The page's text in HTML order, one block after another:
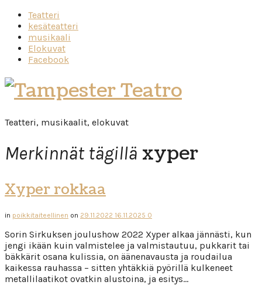
Teatteri
kesäteatteri
musikaali
Elokuvat
Facebook
Tampester
Teatro
Teatteri, musikaalit, elokuvat
Merkinnät tägillä xyper
Xyper rokkaa
in poikkitaiteellinen on 29.11.2022 16.11.2025 0
Sorin Sirkuksen joulushow 2022 Xyper alkaa jännästi, kun
jengi ikään kuin valmistelee ja valmistautuu, pukkarit tai
bäkkärit osana kulissia, on äänenavausta ja roudailua
kaikessa rauhassa – sitten yhtäkkiä pyörillä kulkeneet
metallilaatikot ovatkin alustoina, ja esitys…